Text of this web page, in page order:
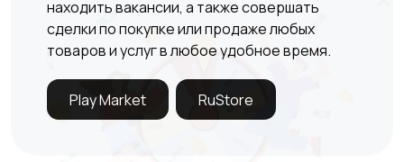
находить вакансии, а также совершать
сделки по покупке или продаже любых
товаров и услуг в любое удобное время.
Play Market RuStore